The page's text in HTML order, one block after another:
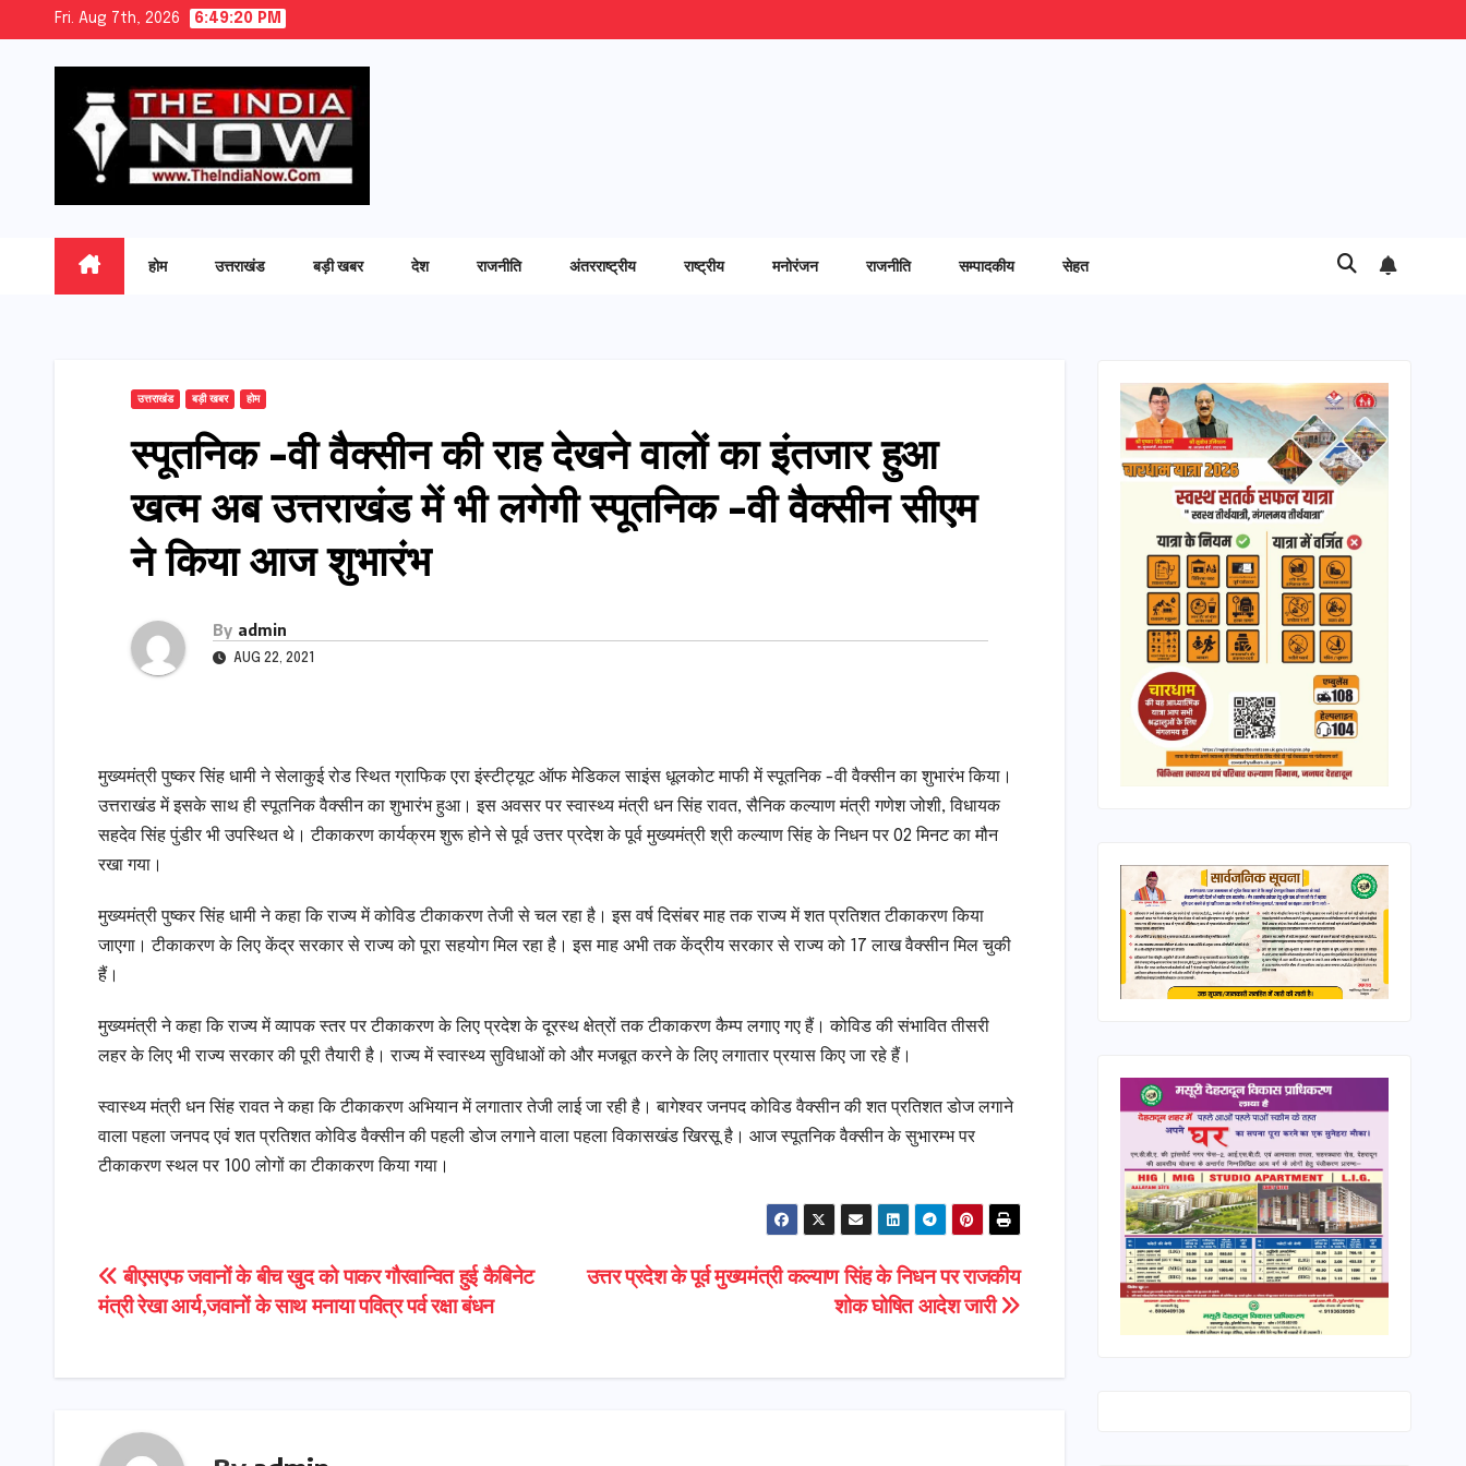
Fri. Aug 7th, 2026 6:49:21 PM
होम उत्तराखंड बड़ी खबर देश राजनीति अंतरराष्ट्रीय राष्ट्रीय मनोरंजन राजनीति सम्पादकीय सेहत
उत्तराखंड बड़ी खबर होम
स्पूतनिक -वी वैक्सीन की राह देखने वालों का इंतजार हुआ
खत्म अब उत्तराखंड में भी लगेगी स्पूतनिक -वी वैक्सीन सीएम
ने किया आज शुभारंभ
By admin
AUG 22, 2021
मुख्यमंत्री पुष्कर सिंह धामी ने सेलाकुई रोड स्थित ग्राफिक एरा इंस्टीट्यूट ऑफ मेडिकल साइंस धूलकोट माफी में स्पूतनिक -वी वैक्सीन का शुभारंभ किया।
उत्तराखंड में इसके साथ ही स्पूतनिक वैक्सीन का शुभारंभ हुआ। इस अवसर पर स्वास्थ्य मंत्री धन सिंह रावत, सैनिक कल्याण मंत्री गणेश जोशी, विधायक
सहदेव सिंह पुंडीर भी उपस्थित थे। टीकाकरण कार्यक्रम शुरू होने से पूर्व उत्तर प्रदेश के पूर्व मुख्यमंत्री श्री कल्याण सिंह के निधन पर 02 मिनट का मौन
रखा गया।
मुख्यमंत्री पुष्कर सिंह धामी ने कहा कि राज्य में कोविड टीकाकरण तेजी से चल रहा है। इस वर्ष दिसंबर माह तक राज्य में शत प्रतिशत टीकाकरण किया
जाएगा। टीकाकरण के लिए केंद्र सरकार से राज्य को पूरा सहयोग मिल रहा है। इस माह अभी तक केंद्रीय सरकार से राज्य को 17 लाख वैक्सीन मिल चुकी
हैं।
मुख्यमंत्री ने कहा कि राज्य में व्यापक स्तर पर टीकाकरण के लिए प्रदेश के दूरस्थ क्षेत्रों तक टीकाकरण कैम्प लगाए गए हैं। कोविड की संभावित तीसरी
लहर के लिए भी राज्य सरकार की पूरी तैयारी है। राज्य में स्वास्थ्य सुविधाओं को और मजबूत करने के लिए लगातार प्रयास किए जा रहे हैं।
स्वास्थ्य मंत्री धन सिंह रावत ने कहा कि टीकाकरण अभियान में लगातार तेजी लाई जा रही है। बागेश्वर जनपद कोविड वैक्सीन की शत प्रतिशत डोज लगाने
वाला पहला जनपद एवं शत प्रतिशत कोविड वैक्सीन की पहली डोज लगाने वाला पहला विकासखंड खिरसू है। आज स्पूतनिक वैक्सीन के सुभारम्भ पर
टीकाकरण स्थल पर 100 लोगों का टीकाकरण किया गया।
Post
navigation
उत्तर प्रदेश के पूर्व मुख्यमंत्री कल्याण सिंह के निधन पर राजकीय
शोक घोषित आदेश जारी
बीएसएफ जवानों के बीच खुद को पाकर गौरवान्वित हुई कैबिनेट
मंत्री रेखा आर्य,जवानों के साथ मनाया पवित्र पर्व रक्षा बंधन